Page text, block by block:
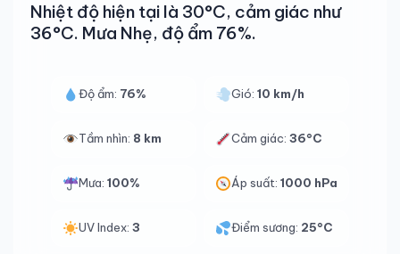
Nhiệt độ hiện tại là 30°C, cảm giác như
36°C. Mưa Nhẹ, độ ẩm 76%.
Độ ẩm: 76% Gió:10 km/h
Tầm nhìn: 8 km Cảm giác:36°C
Mưa: 100% Áp suất:1000 hPa
UV Index: 3 Điểm sương: 25°C